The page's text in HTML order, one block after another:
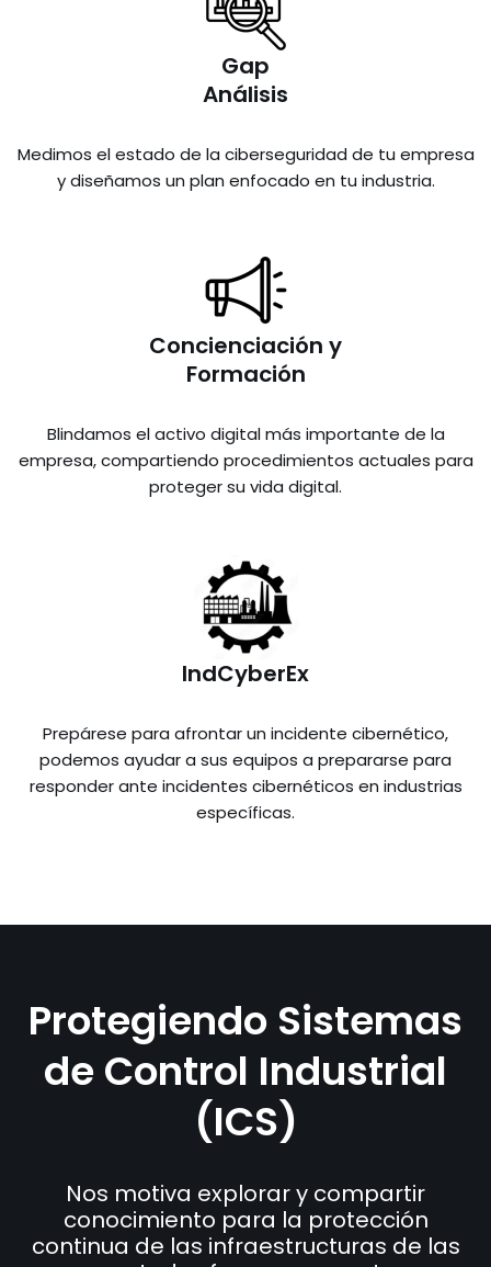
Gap
Análisis
Medimos el estado de la ciberseguridad de tu empresa
y diseñamos un plan enfocado en tu industria.
Concienciación y
Formación
Blindamos el activo digital más importante de la
empresa, compartiendo procedimientos actuales para
proteger su vida digital.
IndCyberEx
Prepárese para afrontar un incidente cibernético,
podemos ayudar a sus equipos a prepararse para
responder ante incidentes cibernéticos en industrias
específicas.
Protegiendo Sistemas
de Control Industrial
(ICS)
Nos motiva explorar y compartir
conocimiento para la protección
continua de las infraestructuras de las